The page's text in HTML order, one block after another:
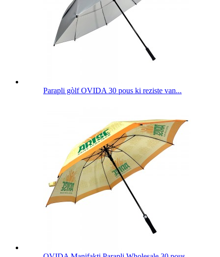
Parapli gòlf OVIDA 30 pous ki reziste van...